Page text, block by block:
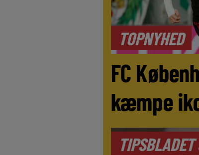
TOPNYHED
FC
kæmpe